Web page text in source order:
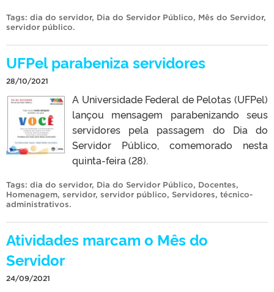
Tags: dia do servidor, Dia do Servidor Público, Mês do Servidor,
servidor público.
UFPel parabeniza servidores
28/10/2021
A Universidade Federal de Pelotas (UFPel)
lançou mensagem parabenizando seus
servidores pela passagem do Dia do
Servidor Público, comemorado nesta
quinta-feira (28).
Tags: dia do servidor, Dia do Servidor Público, Docentes,
Homenagem, servidor, servidor público, Servidores, técnico-
administrativos.
Atividades marcam o Mês do
Servidor
24/09/2021